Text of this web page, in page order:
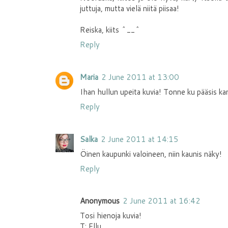
juttuja, mutta vielä niitä piisaa!
Reiska, kiits ^__^
Reply
Maria 2 June 2011 at 13:00
Ihan hullun upeita kuvia! Tonne ku pääsis
Reply
Salka 2 June 2011 at 14:15
Öinen kaupunki valoineen, niin kaunis näky!
Reply
Anonymous 2 June 2011 at 16:42
Tosi hienoja kuvia!